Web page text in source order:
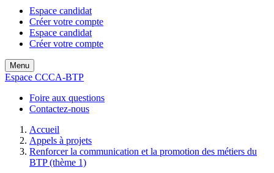
Espace candidat
Créer votre compte
Espace candidat
Créer votre compte
Menu
Espace CCCA-BTP
Foire aux questions
Contactez-nous
Accueil
Appels à projets
Renforcer la communication et la promotion des métiers du
BTP (thème 1)